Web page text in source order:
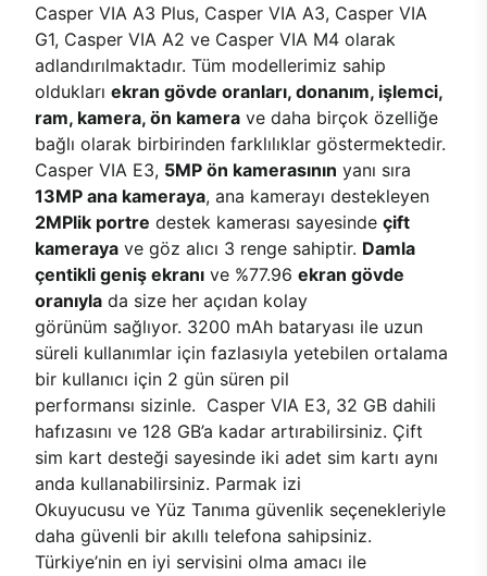
Casper VIA A3 Plus, Casper VIA A3, Casper VIA
G1, Casper VIA A2 ve Casper VIA M4 olarak
adlandırılmaktadır. Tüm modellerimiz sahip
oldukları ekran gövde oranları, donanım, işlemci,
ram, kamera, ön kamera ve daha birçok özelliğe
bağlı olarak birbirinden farklılıklar göstermektedir.
Casper VIA E3, 5MP ön kamerasının yanı sıra
13MP ana kameraya, ana kamerayı destekleyen
2MPlik portre destek kamerası sayesinde çift
kameraya ve göz alıcı 3 renge sahiptir. Damla
çentikli geniş ekranı ve %77.96 ekran gövde
oranıyla da size her açıdan kolay
görünüm sağlıyor. 3200 mAh bataryası ile uzun
süreli kullanımlar için fazlasıyla yetebilen ortalama
bir kullanıcı için 2 gün süren pil
performansı sizinle. Casper VIA E3, 32 GB dahili
hafızasını ve 128 GB’a kadar artırabilirsiniz. Çift
sim kart desteği sayesinde iki adet sim kartı aynı
anda kullanabilirsiniz. Parmak izi
Okuyucusu ve Yüz Tanıma güvenlik seçenekleriyle
daha güvenli bir akıllı telefona sahipsiniz.
Türkiye’nin en iyi servisini olma amacı ile